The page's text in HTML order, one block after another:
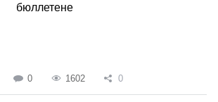
бюллетене
0 1602 0